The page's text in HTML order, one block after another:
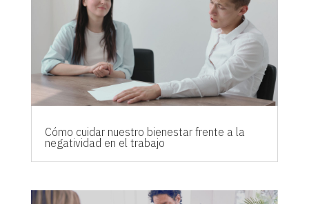
Cómo cuidar nuestro bienestar frente a la
negatividad en el trabajo